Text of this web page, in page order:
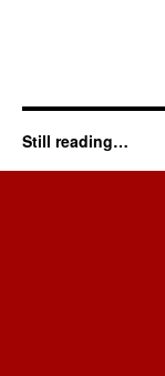
Still reading…